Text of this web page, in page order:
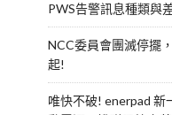
PWS告警訊息種類與
NCC委員會團滅停擺
起!
唯快不破! enerpad 新